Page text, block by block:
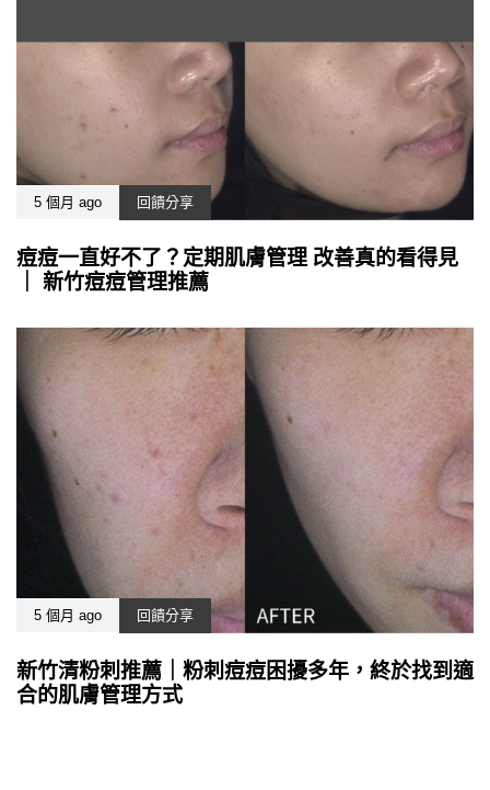
5 個月 ago 回饋分享
痘痘一直好不了？定期肌膚管理 改善真的看得見
｜ 新竹痘痘管理推薦
5 個月 ago 回饋分享
新竹清粉刺推薦｜粉刺痘痘困擾多年，終於找到適
合的肌膚管理方式